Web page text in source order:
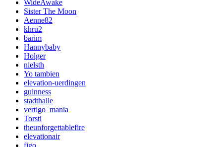
WideAwake
Sister The Moon
Aenne82
khru2
barim
Hannybaby
Holger
nielsth
Yo tambien
elevation-uerdingen
guinness
stadthalle
vertigo_mania
Torsti
theunforgettablefire
elevationair
figo